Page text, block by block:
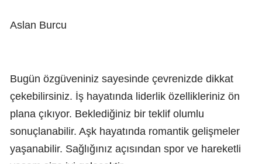
Aslan Burcu
Bugün özgüveniniz sayesinde çevrenizde dikkat
çekebilirsiniz. İş hayatında liderlik özellikleriniz ön
plana çıkıyor. Beklediğiniz bir teklif olumlu
sonuçlanabilir. Aşk hayatında romantik gelişmeler
yaşanabilir. Sağlığınız açısından spor ve hareketli